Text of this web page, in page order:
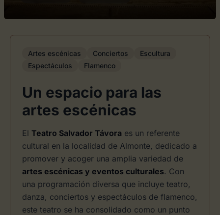
Artes escénicas Conciertos
Escultura
Espectáculos
Flamenco
Un espacio para las
artes escénicas
El Teatro Salvador Távora es un referente
cultural en la localidad de Almonte, dedicado a
promover y acoger una amplia variedad de
artes escénicas y eventos culturales. Con
una programación diversa que incluye teatro,
danza, conciertos y espectáculos de flamenco,
este teatro se ha consolidado como un punto